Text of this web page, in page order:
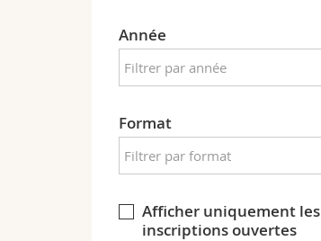
Année
Format
Afficher uniquement les
inscriptions ouvertes